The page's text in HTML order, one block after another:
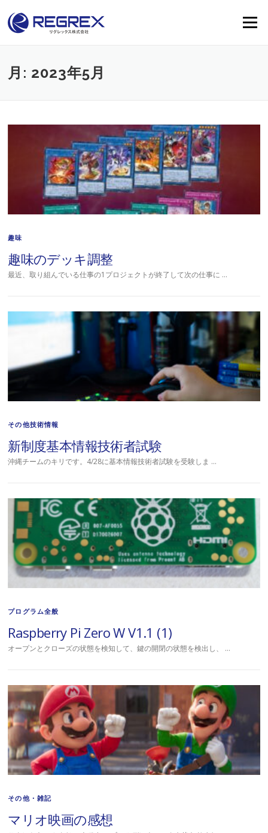
content
Menu
月: 2023年5月
趣味
趣味のデッキ調整
最近、取り組んでいる仕事の1プロジェクトが終了して次の仕事に …
その他技術情報
新制度基本情報技術者試験
沖縄チームのキリです。4/28に基本情報技術者試験を受験しま …
プログラム全般
Raspberry Pi Zero W V1.1 (1)
オープンとクローズの状態を検知して、鍵の開閉の状態を検出し、 …
その他・雑記
マリオ映画の感想